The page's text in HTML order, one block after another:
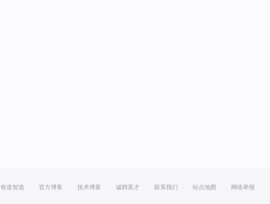
有道智选 官方博客 技术博客 诚聘英才 联系我们 站点地图 网络举报